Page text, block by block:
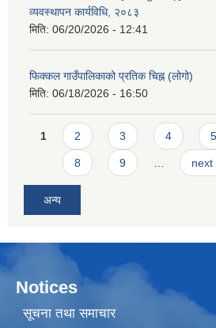
व्यवस्थापन कार्यविधि, २०८३
मिति: 06/20/2026 - 12:41
फिक्कल गाउँपालिकाको प्रतिक चिह्न (लोगो)
मिति: 06/18/2026 - 16:50
Pages
1 2 3 4 5
8 9 … next
अन्य
Notices
सूचना तथा समाचार